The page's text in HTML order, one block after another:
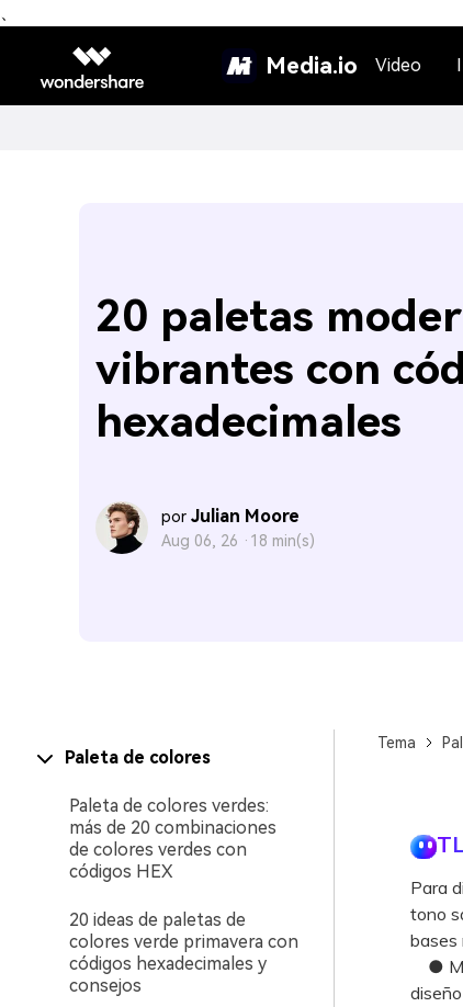
、
Media.io Video
20 paletas
vibrantes con
hexadecimales
por Julian Moore
Aug 06, 26 · 18 min(s)
Paleta de colores
Paleta de colores verdes:
más de 20 combinaciones
de colores verdes con
códigos HEX
20 ideas de paletas de
colores verde primavera con
códigos hexadecimales y
consejos
Tema
Para
tono
bases
●